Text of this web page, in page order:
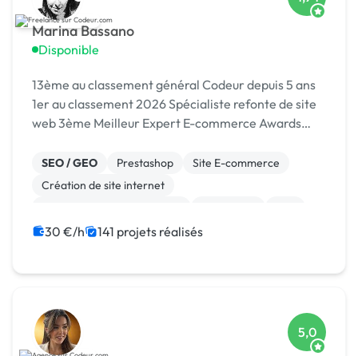
Marina Bassano
Disponible
13ème au classement général Codeur depuis 5 ans
1er au classement 2026 Spécialiste refonte de site
web 3ème Meilleur Expert E-commerce Awards
2024
SEO / GEO Prestashop
Site E-commerce
Création de site internet
CSS, HTML, XML
Rédaction
30 €/h 141 projets réalisés
5,0